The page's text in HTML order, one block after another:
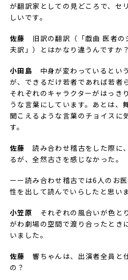
が翻訳家としての見どころで、セ
しいです。
佐藤 旧訳の翻訳（「戯曲 医者
夫訳」）とはかなり違うんですか？
小田島 中身が変わっているとい
が、できるだけ若者であれば若者
それぞれのキャラクターがはっき
うな言葉にしています。あとは、
聞こえるような言葉のチョイスに
す。
佐藤 読み合わせ稽古をした際に
るが、全然古さを感じなかった。
ーー読み合わせ稽古では6人のお
性を出して読んでいらしたと思い
小笠原
それぞれの風合いが色と
がわ劇場の空間で渡り合ったとき
いました。
佐藤 響ちゃんは、出演者全員と
の？